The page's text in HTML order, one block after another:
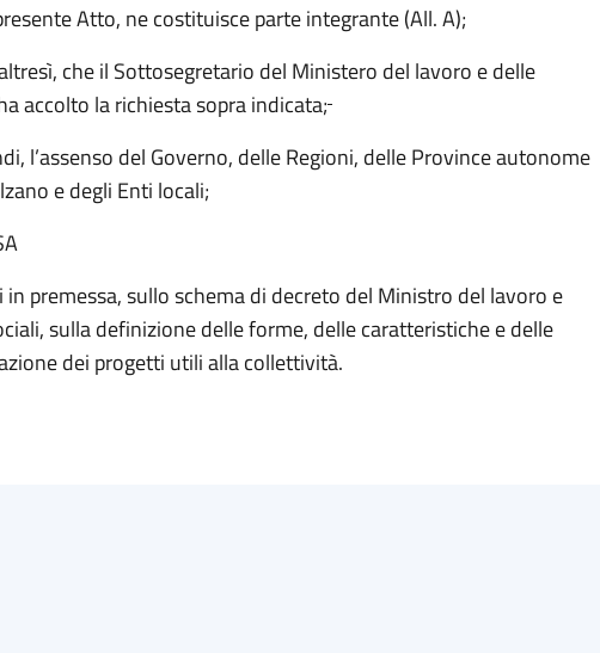
Atto, ne costituisce parte integrante (All. A);
altresì, che il Sottosegretario del Ministero del lavoro e delle
accolto la richiesta sopra indicata;
l’assenso del Governo, delle Regioni, delle Province autonome
e degli Enti locali;
premessa, sullo schema di decreto del Ministro del lavoro e
sulla definizione delle forme, delle caratteristiche e delle
dei progetti utili alla collettività.